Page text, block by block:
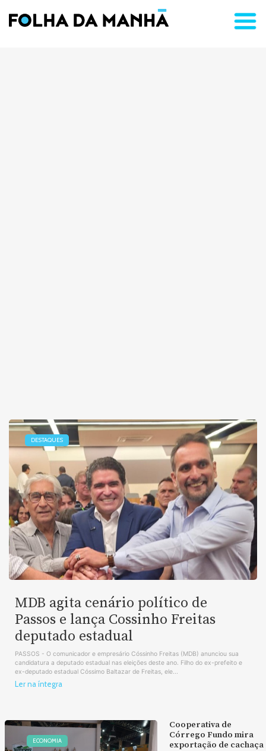
DESTAQUES
MDB agita cenário político de
Passos e lança Cossinho Freitas
deputado estadual
PASSOS - O comunicador e empresário Cóssinho Freitas (MDB) anunciou sua
candidatura a deputado estadual nas eleições deste ano. Filho do ex-prefeito e
ex-deputado estadual Cóssimo Baltazar de Freitas, ele...
Ler na íntegra
ECONOMIA
Cooperativa de
Córrego Fundo mira
exportação de cachaça